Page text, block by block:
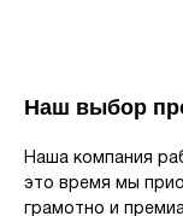
Наш выбор
Наша компания
это время мы
грамотно и